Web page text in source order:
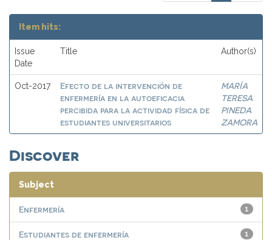
Item hits:
Issue
Date
Title Author(s)
Oct-2017
Efecto de la intervención de
enfermería en la autoeficacia
percibida para la actividad física de
estudiantes universitarios
MARÍA
TERESA
PINEDA
ZAMORA
Discover
Subject
1
Enfermería
1
Estudiantes de enfermería